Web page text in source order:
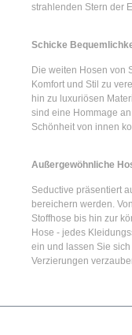
strahlenden Stern der
Schicke
Die weiten Hosen von
Komfort und Stil zu
hin zu luxuriösen
sind eine Hommage
Schönheit von innen
Außergewöhnliche
Seductive präsentiert
bereichern werden.
Stoffhose bis hin zur
Hose - jedes
ein und lassen Sie
Verzierungen